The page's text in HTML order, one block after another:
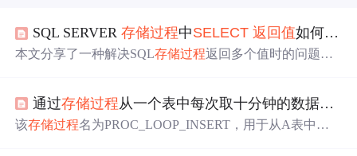
SQL SERVER存储过程中SELECT 返回值如何赋值给变量
本文分享了一种解决SQL存储过程返回多个值时的问题。
法直接获取存储过程返回值的难题。
通过存储过程从一个表中每次取十分钟的数据插入到另一个表
该存储过程名为PROC_LOOP_INSERT，用于从A表中将